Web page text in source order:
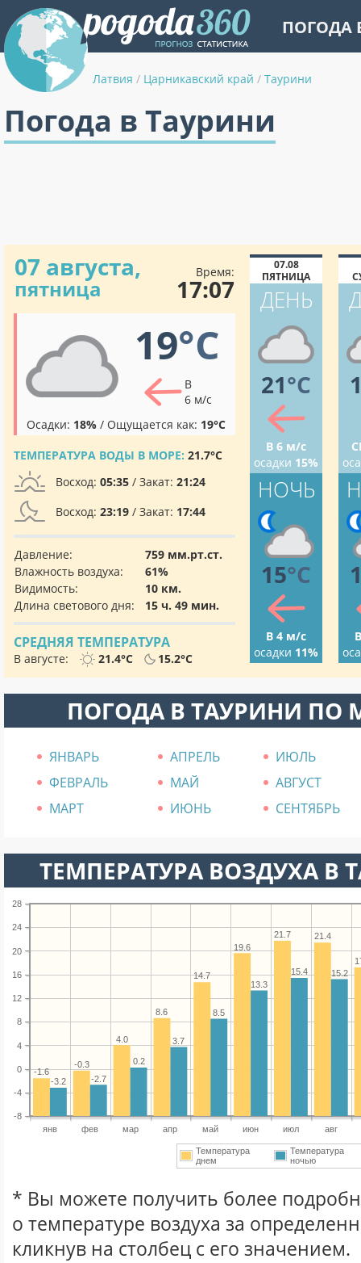
ПОГОДА
Латвия / Царникавский край / Таурини
Погода в Таурини
07 августа,
пятница
Время:
17:07
19°C
В
6 м/с
Осадки: 18% / Ощущается как: 19°C
ТЕМПЕРАТУРА ВОДЫ В МОРЕ: 21.7°C
Восход: 05:35 / Закат: 21:24
Восход: 23:19 / Закат: 17:44
Давление:
759 мм.рт.ст.
Влажность воздуха:
61%
Видимость:
10 км.
Длина светового дня:
15 ч. 49 мин.
СРЕДНЯЯ ТЕМПЕРАТУРА
В августе: 21.4°C 15.2°C
07.08
ПЯТНИЦА
ДЕНЬ
21°C
В 6 м/с
осадки 15%
НОЧЬ
15°C
В 4 м/с
осадки 11%
ПОГОДА В ТАУРИНИ ПО
ЯНВАРЬ АПРЕЛЬ
ИЮЛЬ
ФЕВРАЛЬ
МАЙ
АВГУСТ
МАРТ
ИЮНЬ СЕНТЯБРЬ
ТЕМПЕРАТУРА ВОЗДУХА В
янв фев мар апр май июн июл авг
-8
-4
0
4
8
12
16
20
24
28
21.4
21.7
19.6
14.7
8.6
4.0
-0.3
-1.6
15.2
15.4
13.3
8.5
3.7
0.2
-2.7
-3.2
Температура
днем
Температура
ночью
* Вы можете получить более
о температуре воздуха за
кликнув на столбец с его значением.